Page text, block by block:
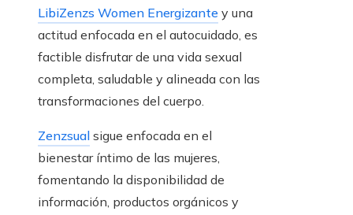
LibiZenzs Women Energizante y una
actitud enfocada en el autocuidado, es
factible disfrutar de una vida sexual
completa, saludable y alineada con las
transformaciones del cuerpo.
Zenzsual sigue enfocada en el
bienestar íntimo de las mujeres,
fomentando la disponibilidad de
información, productos orgánicos y